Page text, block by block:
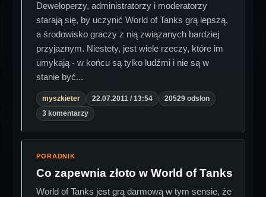
Deweloperzy, administratorzy i moderatorzy
starają się, by uczynić World of Tanks grą lepszą,
a środowisko graczy z nią związanych bardziej
przyjaznym. Niestety, jest wiele rzeczy, które im
umykają - w końcu są tylko ludźmi i nie są w
stanie być...
myszkieter 22.07.2011 / 13:54
20529 odslon
3 komentarzy
PORADNIK
Co zapewnia złoto w World of Tanks
World of Tanks jest grą darmową w tym sensie, że